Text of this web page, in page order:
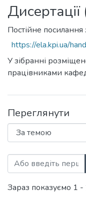
Постійне посилання
https://ela.kpi.ua/
У зібранні
працівниками
Переглянути
Перегляд
Зараз показуємо 1 -